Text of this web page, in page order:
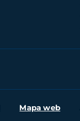
Mapa web